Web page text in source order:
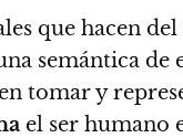
que hacen
semántica
tomar y
el ser humano